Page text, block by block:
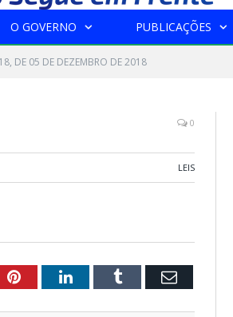
O GOVERNO PUBLICAÇÕES
DE 05 DE DEZEMBRO DE 2018
0
LEIS
PinterestLinkedInTumblr Email